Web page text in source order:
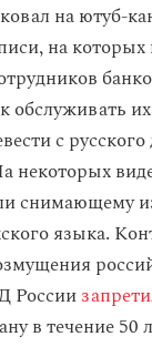
на ютуб-
на которых
обслуживать
с
некоторых
снимающему
языка.
России
в течение 50